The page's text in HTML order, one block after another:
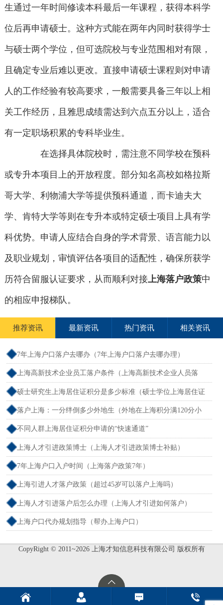
生通过一年时间修读本科最后一年课程，获得本科学
位后再申请硕士。这种方式能在两年内同时获得学士
与硕士两个学位，但可选院校与专业范围相对有限，
且确定专业后难以更改。直接申请硕士课程则对申请
人的工作经验有较高要求，一般需要具备三年以上相
关工作经历，且雅思成绩需达到六点五分以上，适合
有一定职场积累的专科毕业生。
在选择具体院校时，需注意不同学校在预科
或专升本项目上的开放程度。部分知名高校如格拉斯
哥大学、利物浦大学等提供预科通道，而卡迪夫大
学、肯特大学等则在专升本或特定硕士项目上具有学
科优势。申请人应结合自身的学术背景、语言能力以
及职业规划，审慎评估各项目的适配性，确保所获学
历符合留服认证要求，从而顺利对接上海落户政策中
的相应申报梯队。
推荐资讯 最新资讯 热门资讯 相关资讯
7年上海户口落户去哪办（7年上海户口落户去哪办理）
上海高新技术企业员工落户条件（上海高新技术企业人员落
户）
硕士研究生上海居住证积分是多少标准（硕士学位上海居住证
积分）
落户上海：一分绊倒多少外地生（外地在上海积分满120分小
孩可以考上海大学吗）
不同人群上海居住证积分申请的“快速通道”
上海人才引进政策博士（上海人才引进政策博士补贴）
7年上海户口入户时间（上海落户政策7年）
上海引进人才落户政策（超过45岁可以落户上海吗）
上海人才引进落户后怎么办理（上海人才引进如何落户）
上海户口代办规划指导（帮办上海户口）
CopyRight © 2011~2026 上海才知信息科技有限公司 版权所有